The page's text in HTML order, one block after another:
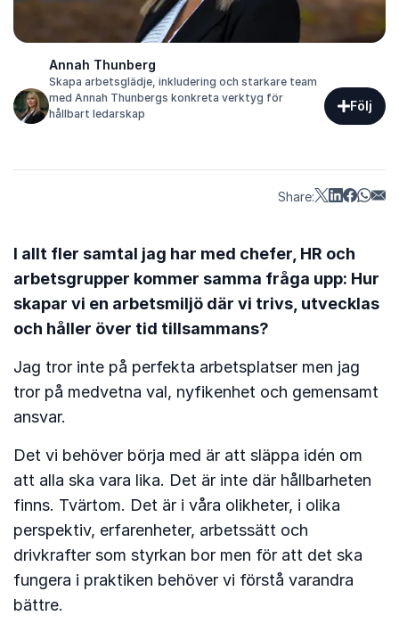
Annah Thunberg
Skapa arbetsglädje, inkludering och starkare team
med Annah Thunbergs konkreta verktyg för
hållbart ledarskap
Följ
Share:
I allt fler samtal jag har med chefer, HR och
arbetsgrupper kommer samma fråga upp: Hur
skapar vi en arbetsmiljö där vi trivs, utvecklas
och håller över tid tillsammans?
Jag tror inte på perfekta arbetsplatser men jag
tror på medvetna val, nyfikenhet och gemensamt
ansvar.
Det vi behöver börja med är att släppa idén om
att alla ska vara lika. Det är inte där hållbarheten
finns. Tvärtom. Det är i våra olikheter, i olika
perspektiv, erfarenheter, arbetssätt och
drivkrafter som styrkan bor men för att det ska
fungera i praktiken behöver vi förstå varandra
bättre.